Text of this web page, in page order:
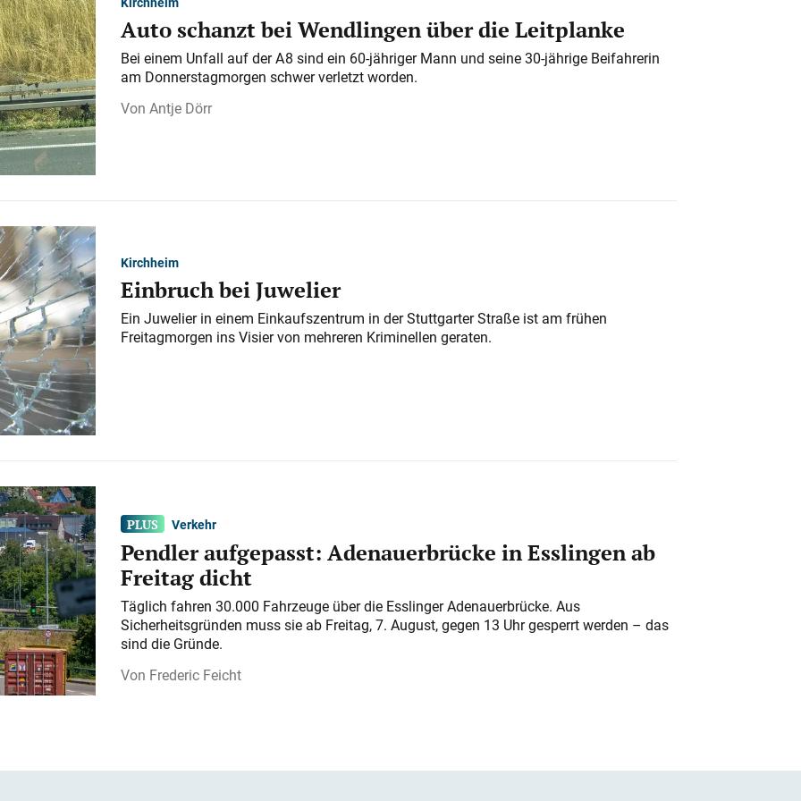
Auto schanzt bei Wendlingen über die Leitplanke
Bei einem Unfall auf der A 8 sind ein 60-jähriger Mann und seine 30-jährige Beifahrerin
am Donnerstagmorgen schwer verletzt worden.
Antje Dörr
Kirchheim
Einbruch bei Juwelier
Ein Juwelier in einem Einkaufszentrum in der Stuttgarter Straße ist am frühen
Freitagmorgen ins Visier von mehreren Kriminellen geraten.
Verkehr
Pendler aufgepasst: Adenauerbrücke in Esslingen ab
Freitag dicht
Täglich fahren 30.000 Fahrzeuge über die Esslinger Adenauerbrücke. Aus
Sicherheitsgründen muss sie ab Freitag, 7. August, gegen 13 Uhr gesperrt werden – das
sind die Gründe.
Frederic Feicht